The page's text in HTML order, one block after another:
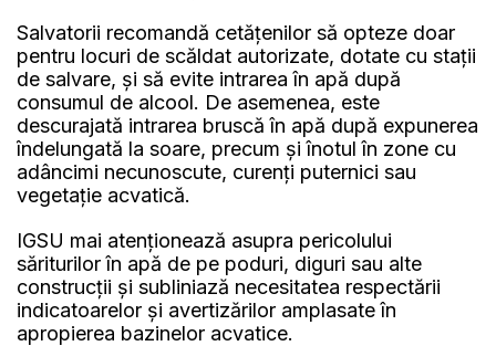
Salvatorii recomandă cetățenilor să opteze doar
pentru locuri de scăldat autorizate, dotate cu stații
de salvare, și să evite intrarea în apă după
consumul de alcool. De asemenea, este
descurajată intrarea bruscă în apă după expunerea
îndelungată la soare, precum și înotul în zone cu
adâncimi necunoscute, curenți puternici sau
vegetație acvatică.
IGSU mai atenționează asupra pericolului
săriturilor în apă de pe poduri, diguri sau alte
construcții și subliniază necesitatea respectării
indicatoarelor și avertizărilor amplasate în
apropierea bazinelor acvatice.